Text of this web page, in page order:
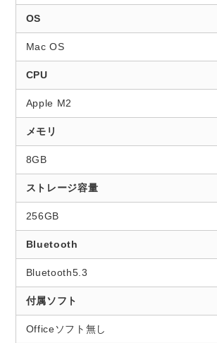
OS
Mac OS
CPU
Apple M2
メモリ
8GB
ストレージ容量
256GB
Bluetooth
Bluetooth5.3
付属ソフト
Officeソフト無し